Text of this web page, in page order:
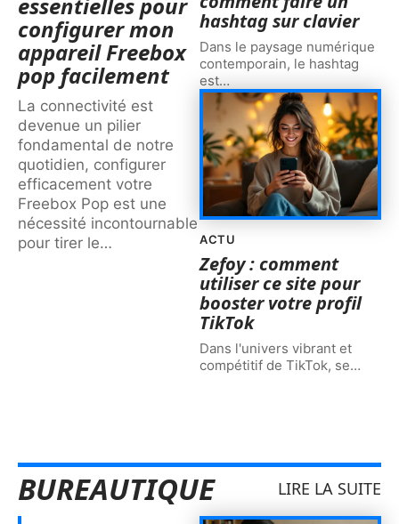
configurer mon
appareil Freebox
pop facilement
La connectivité est
devenue un pilier
fondamental de notre
quotidien, configurer
efficacement votre
Freebox Pop est une
nécessité incontournable
pour tirer le…
hashtag sur clavier
Dans le paysage numérique
contemporain, le hashtag
est…
ACTU
Zefoy : comment
utiliser ce site pour
booster votre profil
TikTok
Dans l'univers vibrant et
compétitif de TikTok, se…
BUREAUTIQUE LIRE LA SUITE